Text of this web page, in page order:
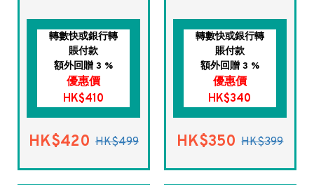
轉數快或銀行轉
賬付款
額外回贈 3 %
優惠價
HK$410
HK$420 HK$499
轉數快或銀行轉
賬付款
額外回贈 3 %
優惠價
HK$340
HK$350 HK$399